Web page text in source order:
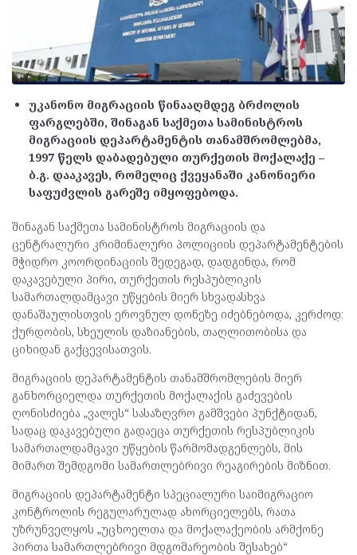
უკანონო მიგრაციის წინააღმდეგ ბრძოლის
ფარგლებში, შინაგან საქმეთა სამინისტროს
მიგრაციის დეპარტამენტის თანამშრომლებმა,
1997 წელს დაბადებული თურქეთის მოქალაქე –
ბ.გ. დააკავეს, რომელიც ქვეყანაში კანონიერი
საფუძვლის გარეშე იმყოფებოდა.
შინაგან საქმეთა სამინისტროს მიგრაციის და
ცენტრალური კრიმინალური პოლიციის დეპარტამენტების
მჭიდრო კოორდინაციის შედეგად, დადგინდა, რომ
დაკავებული პირი, თურქეთის რესპუბლიკის
სამართალდამცავი უწყების მიერ სხვადასხვა
დანაშაულისთვის ეროვნულ დონეზე იძებნებოდა, კერძოდ:
ქურდობის, სხეულის დაზიანების, თაღლითობისა და
ციხიდან გაქცევისათვის.
მიგრაციის დეპარტამენტის თანამშრომლების მიერ
განხორციელდა თურქეთის მოქალაქის გაძევების
ღონისძიება „ვალეს“ სასაზღვრო გამშვები პუნქტიდან,
სადაც დაკავებული გადაეცა თურქეთის რესპუბლიკის
სამართალდამცავი უწყების წარმომადგენლებს, მის
მიმართ შემდგომი სამართლებრივი რეაგირების მიზნით.
მიგრაციის დეპარტამენტი სპეციალური საიმიგრაციო
კონტროლის რეგულარულად ახორციელებს, რათა
უზრუნველყოს „უცხოელთა და მოქალაქეობის არმქონე
პირთა სამართლებრივი მდგომარეობის შესახებ“